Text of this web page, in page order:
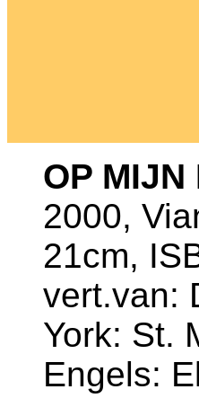
OP MIJN
2000,
21cm,
vert.van:
York: St.
Engels: